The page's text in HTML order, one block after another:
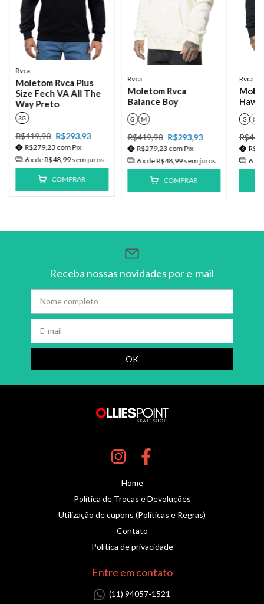
Rvca
Moletom Rvca Plus
Size Fech VA All The
Way Preto
3G
R$419,90 R$293,93
R$279,23 com Pix
6x deR$48,99 sem juros
COMPRAR
Rvca
Moletom Rvca
Balance Boy
G M
R$419,90 R$293,93
R$279,23 com Pix
6x deR$48,99sem juros
COMPRAR
Rvca
G M
6x
Receba nossas novidades por e-mail
Home
Política de Trocas e Devoluções
Utilização de cupons (Políticas e Regras)
Contato
Política de privacidade
Entre em contato
(11) 94057-1521